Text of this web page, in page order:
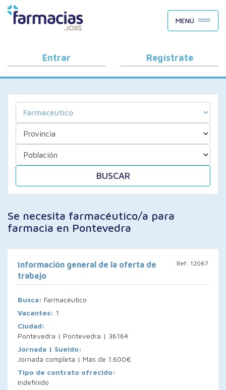
BUSCAR CANDIDATOS
OFERTAS DE EMPLEO
COMO FUNCIONA
PORQUÉ FARMACIAS.JOBS
BLOG
MENÚ
Entrar Regístrate
BUSCAR
Se necesita farmacéutico/a para
farmacia en Pontevedra
Ref: 12067
Información general de la oferta de
trabajo
Busca: Farmacéutico
Vacantes: 1
Ciudad:
Pontevedra | Pontevedra | 36164
Jornada | Sueldo:
Jornada completa | Más de 1.600€
Tipo de contrato ofrecido:
Indefinido